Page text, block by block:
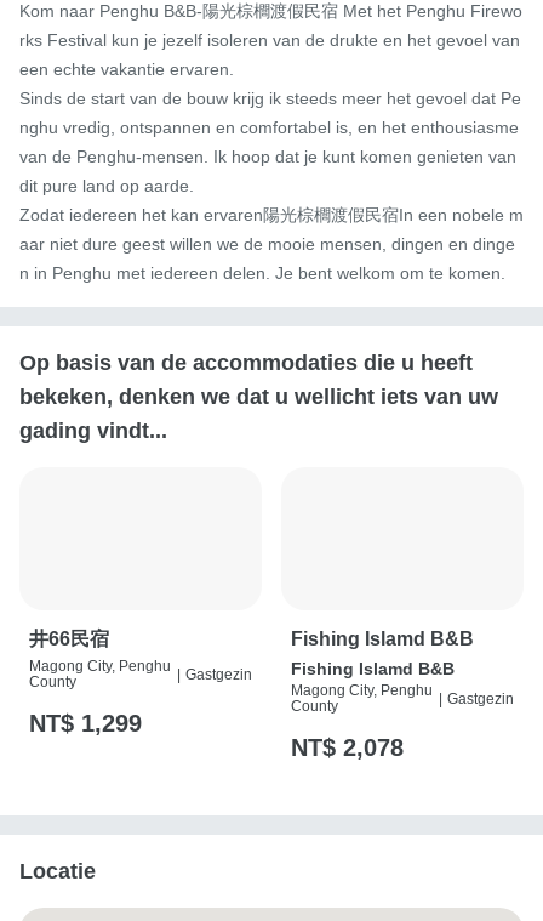
Kom naar Penghu B&B-陽光棕櫚渡假民宿 Met het Penghu Firewo
rks Festival kun je jezelf isoleren van de drukte en het gevoel van
een echte vakantie ervaren.
Sinds de start van de bouw krijg ik steeds meer het gevoel dat Pe
nghu vredig, ontspannen en comfortabel is, en het enthousiasme
van de Penghu-mensen. Ik hoop dat je kunt komen genieten van
dit pure land op aarde.
Zodat iedereen het kan ervaren陽光棕櫚渡假民宿In een nobele m
aar niet dure geest willen we de mooie mensen, dingen en dinge
n in Penghu met iedereen delen. Je bent welkom om te komen.
Op basis van de accommodaties die u heeft
bekeken, denken we dat u wellicht iets van uw
gading vindt...
井66民宿
Magong City, Penghu
County
| Gastgezin
NT$ 1,299
Fishing Islamd B&B
Fishing Islamd B&B
Magong City, Penghu
County
| Gastgezin
NT$ 2,078
Locatie